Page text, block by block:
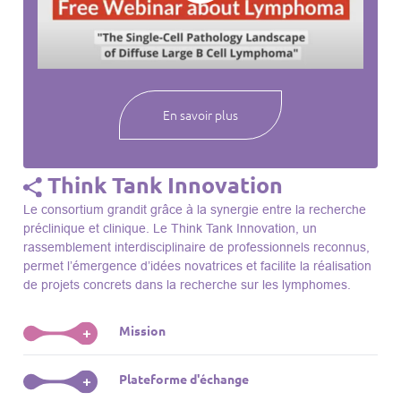
webinaires à venir, des séances précédentes et joignez-vous
notre compréhension des lymphomes et des maladies
En savoir plus
Think Tank Innovation
Le consortium grandit grâce à la synergie entre la recherche
préclinique et clinique. Le Think Tank Innovation, un
rassemblement interdisciplinaire de professionnels reconnus,
permet l’émergence d’idées novatrices et facilite la réalisation
de projets concrets dans la recherche sur les lymphomes.
+ Mission
Le Think Tank initie des projets, façonne des initiatives de
R&D, identifie des porteurs et promeut l’unité parmi les
+ Plateforme d'échange